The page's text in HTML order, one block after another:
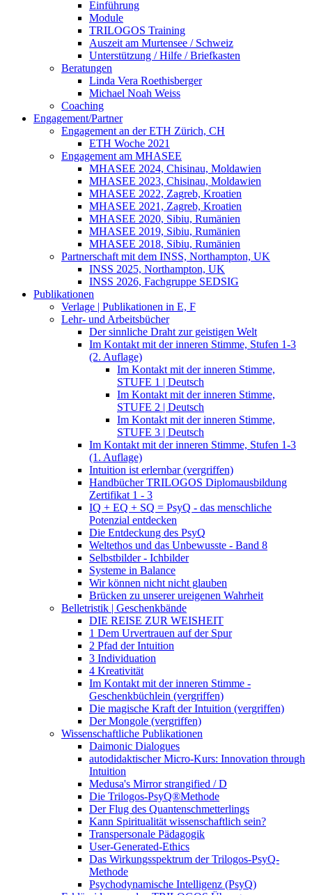
Einführung
Module
TRILOGOS Training
Auszeit am Murtensee / Schweiz
Unterstützung / Hilfe / Briefkasten
Beratungen
Linda Vera Roethisberger
Michael Noah Weiss
Coaching
Engagement/Partner
Engagement an der ETH Zürich, CH
ETH Woche 2021
Engagement am MHASEE
MHASEE 2024, Chisinau, Moldawien
MHASEE 2023, Chisinau, Moldawien
MHASEE 2022, Zagreb, Kroatien
MHASEE 2021, Zagreb, Kroatien
MHASEE 2020, Sibiu, Rumänien
MHASEE 2019, Sibiu, Rumänien
MHASEE 2018, Sibiu, Rumänien
Partnerschaft mit dem INSS, Northampton, UK
INSS 2025, Northampton, UK
INSS 2026, Fachgruppe SEDSIG
Publikationen
Verlage | Publikationen in E, F
Lehr- und Arbeitsbücher
Der sinnliche Draht zur geistigen Welt
Im Kontakt mit der inneren Stimme, Stufen 1-3
(2. Auflage)
Im Kontakt mit der inneren Stimme,
STUFE 1 | Deutsch
Im Kontakt mit der inneren Stimme,
STUFE 2 | Deutsch
Im Kontakt mit der inneren Stimme,
STUFE 3 | Deutsch
Im Kontakt mit der inneren Stimme, Stufen 1-3
(1. Auflage)
Intuition ist erlernbar (vergriffen)
Handbücher TRILOGOS Diplomausbildung
Zertifikat 1 - 3
IQ + EQ + SQ = PsyQ - das menschliche
Potenzial entdecken
Die Entdeckung des PsyQ
Weltethos und das Unbewusste - Band 8
Selbstbilder - Ichbilder
Systeme in Balance
Wir können nicht nicht glauben
Brücken zu unserer ureigenen Wahrheit
Belletristik | Geschenkbände
DIE REISE ZUR WEISHEIT
1 Dem Urvertrauen auf der Spur
2 Pfad der Intuition
3 Individuation
4 Kreativität
Im Kontakt mit der inneren Stimme -
Geschenkbüchlein (vergriffen)
Die magische Kraft der Intuition (vergriffen)
Der Mongole (vergriffen)
Wissenschaftliche Publikationen
Daimonic Dialogues
autodidaktischer Micro-Kurs: Innovation through
Intuition
Medusa's Mirror strangified / D
Die Trilogos-PsyQ®Methode
Der Flug des Quantenschmetterlings
Kann Spiritualität wissenschaftlich sein?
Transpersonale Pädagogik
User-Generated-Ethics
Das Wirkungsspektrum der Trilogos-PsyQ-
Methode
Psychodynamische Intelligenz (PsyQ)